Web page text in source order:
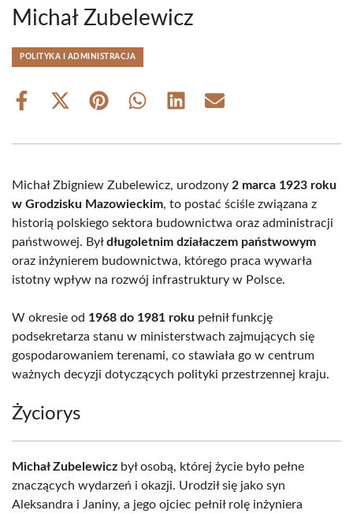
Michał Zubelewicz
POLITYKA I ADMINISTRACJA
Share
Share
(Twitter)
Share Share Share Share
Michał Zbigniew Zubelewicz, urodzony 2 marca 1923 roku
w Grodzisku Mazowieckim, to postać ściśle związana z
historią polskiego sektora budownictwa oraz administracji
państwowej. Byłdługoletnim działaczem państwowym
oraz inżynierem budownictwa, którego praca wywarła
istotny wpływ na rozwój infrastruktury w Polsce.
W okresie od 1968 do 1981 roku pełnił funkcję
podsekretarza stanu w ministerstwach zajmujących się
gospodarowaniem terenami, co stawiała go w centrum
ważnych decyzji dotyczących polityki przestrzennej kraju.
Życiorys
Michał Zubelewicz był osobą, której życie było pełne
znaczących wydarzeń i okazji. Urodził się jako syn
Aleksandra i Janiny, a jego ojciec pełnił rolę inżyniera